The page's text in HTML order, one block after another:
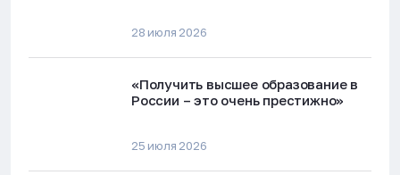
28 июля 2026
«Получить высшее образование в
России – это очень престижно»
25 июля 2026